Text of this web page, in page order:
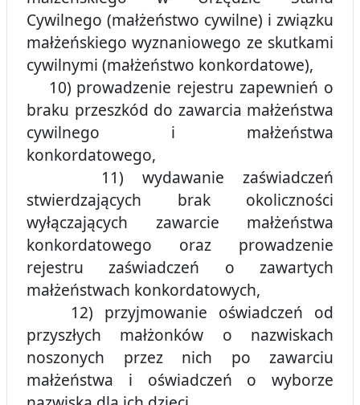
Cywilnego (małżeństwo cywilne) i związku
małżeńskiego wyznaniowego ze skutkami
cywilnymi (małżeństwo konkordatowe),
10) prowadzenie rejestru zapewnień o
braku przeszkód do zawarcia małżeństwa
cywilnego i małżeństwa
konkordatowego,
11) wydawanie zaświadczeń
stwierdzających brak okoliczności
wyłączających zawarcie małżeństwa
konkordatowego oraz prowadzenie
rejestru zaświadczeń o zawartych
małżeństwach konkordatowych,
12) przyjmowanie oświadczeń od
przyszłych małżonków o nazwiskach
noszonych przez nich po zawarciu
małżeństwa i oświadczeń o wyborze